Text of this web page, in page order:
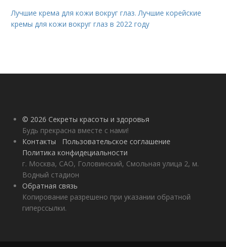
Лучшие крема для кожи вокруг глаз. Лучшие корейские
кремы для кожи вокруг глаз в 2022 году
© 2026 Секреты красоты и здоровья
Будь прекрасна вместе с нами!
Контакты
Пользовательское соглашение
Политика конфидециальности
г. Москва, САО, Головинский, Смольная улица 2, м.
Водный стадион
Обратная связь
Копирование разрешено при указании обратной
гиперссылки.